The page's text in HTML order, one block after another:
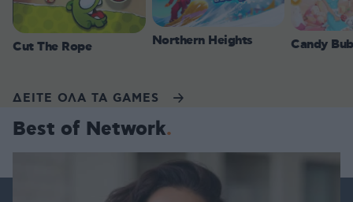
Cut The Rope Northern Heights Candy
ΔΕΙΤΕ ΟΛΑ ΤΑ GAMES
Best of Network